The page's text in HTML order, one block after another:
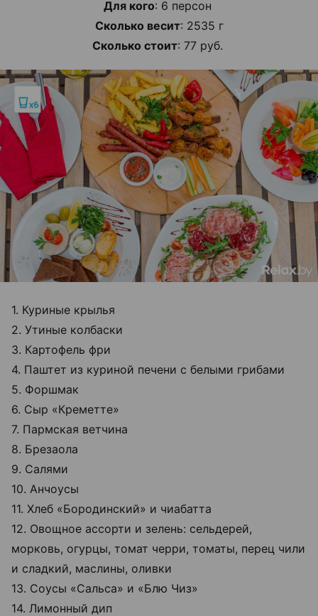
Для кого: 6 персон
Сколько весит: 2535 г
Сколько стоит: 77 руб.
1. Куриные крылья
2. Утиные колбаски
3. Картофель фри
4. Паштет из куриной печени с белыми грибами
5. Форшмак
6. Сыр «Креметте»
7. Пармская ветчина
8. Брезаола
9. Салями
10. Анчоусы
11. Хлеб «Бородинский» и чиабатта
12. Овощное ассорти и зелень: сельдерей,
морковь, огурцы, томат черри, томаты, перец чили
и сладкий, маслины, оливки
13. Соусы «Сальса» и «Блю Чиз»
14. Лимонный дип